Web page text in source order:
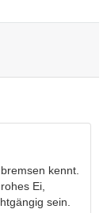
kennt.
Ei,
sein.